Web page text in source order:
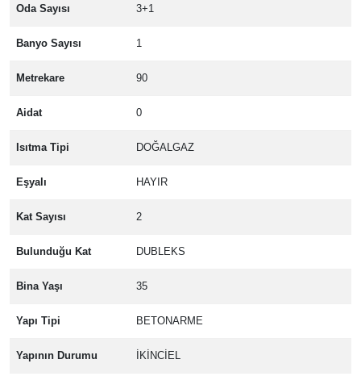
Oda Sayısı 3+1
Banyo Sayısı 1
Metrekare 90
Aidat 0
Isıtma Tipi DOĞALGAZ
Eşyalı HAYIR
Kat Sayısı 2
Bulunduğu Kat DUBLEKS
Bina Yaşı 35
Yapı Tipi BETONARME
Yapının Durumu İKİNCİEL